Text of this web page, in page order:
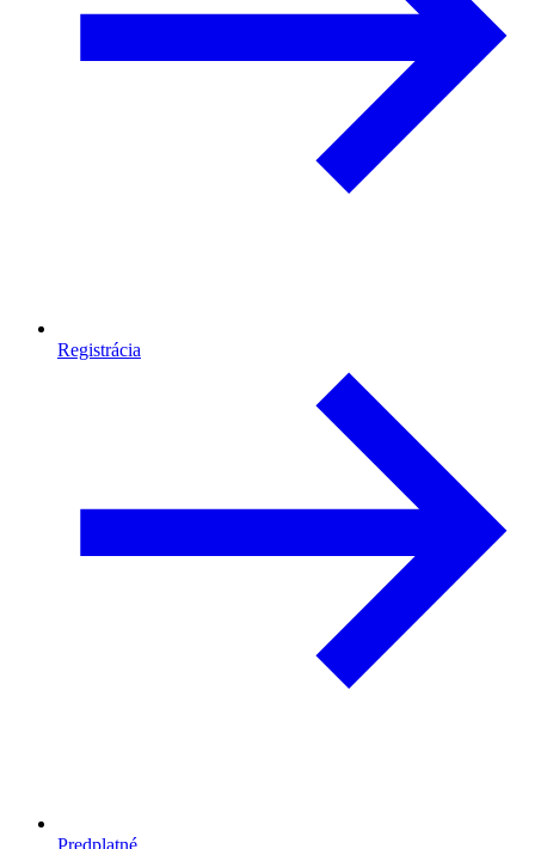
Registrácia
Predplatné